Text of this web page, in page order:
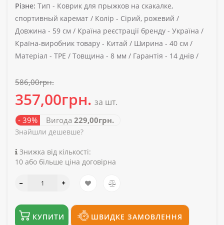
Різне: Тип - Коврик для прыжков на скакалке,
спортивный каремат / Колір - Сірий, рожевий /
Довжина - 59 см / Країна реєстрації бренду - Україна /
Країна-виробник товару - Китай / Ширина - 40 см /
Матеріал - TPE / Товщина - 8 мм / Гарантія - 14 днів /
586,00грн.
357,00грн. за шт.
- 39% Вигода 229,00грн.
Знайшли дешевше?
Знижка від кількості:
10 або більше ціна договірна
КУПИТИ ШВИДКЕ ЗАМОВЛЕННЯ